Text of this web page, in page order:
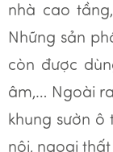
nhà cao
Những sản
còn được
âm,… Ngoài
khung sườn ô
nội, ngoại